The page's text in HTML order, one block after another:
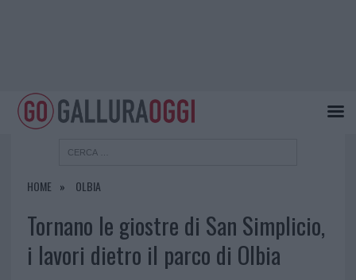
HOME OLBIA
Tornano le giostre di San Simplicio,
i lavori dietro il parco di Olbia